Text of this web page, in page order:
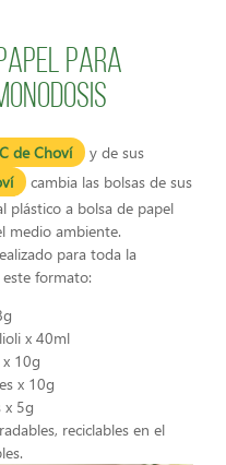
para
de Choví
y de sus
cambia las bolsas de sus
plástico a bolsa de papel
medio ambiente.
para toda la
formato:
x 40ml
10g
x 10g
x 5g
reciclables en el